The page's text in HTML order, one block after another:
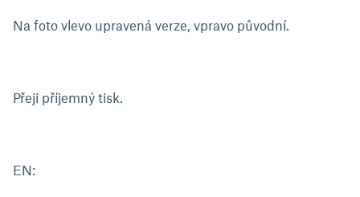
Na foto vlevo upravená verze, vpravo původní.
Přeji příjemný tisk.
EN: